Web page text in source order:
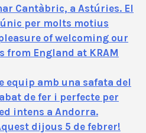
Cantàbric, a Astúries. El
per molts motius
of welcoming our
from England at KRAM
equip amb una safata del
de fer i perfecte per
intens a Andorra.
dijous 5 de febrer!